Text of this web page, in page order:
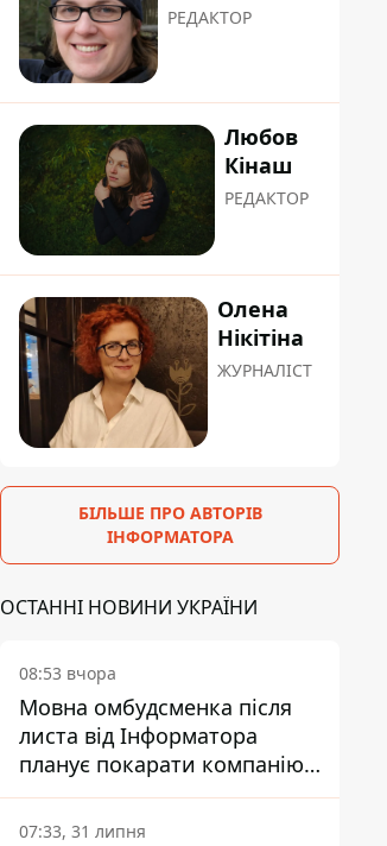
РЕДАКТОР
Любов
Кінаш
РЕДАКТОР
Олена
Нікітіна
ЖУРНАЛІСТ
БІЛЬШЕ ПРО АВТОРІВ
ІНФОРМАТОРА
ОСТАННІ НОВИНИ УКРАЇНИ
08:53 вчора
Мовна омбудсменка після
листа від Інформатора
планує покарати компанію-
підрядника ПриватБанку
07:33, 31 липня